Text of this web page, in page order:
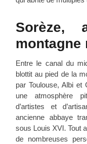
montagne
Entre le canal du
blottit au pied de la
par Toulouse, Albi et
une atmosphère
d’artistes et
ancienne abbaye
sous Louis XVI. Tout
de nombreuses